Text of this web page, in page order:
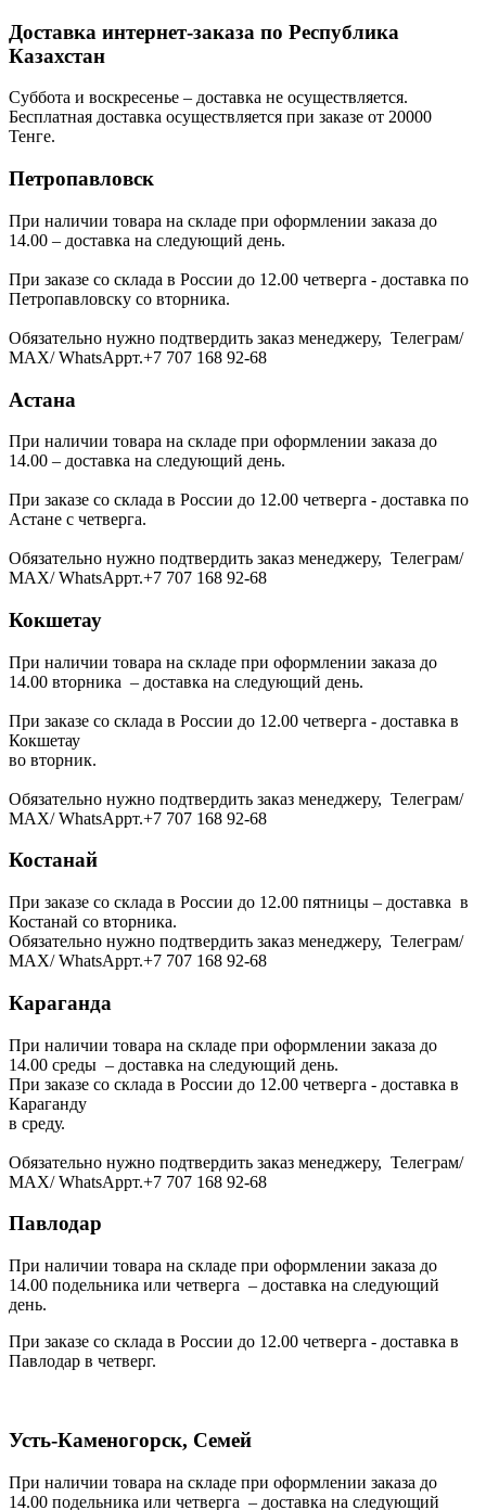
Доставка интернет-заказа по Республика
Казахстан
Суббота и воскресенье – доставка не осуществляется.
Бесплатная доставка осуществляется при заказе от 20000
Тенге.
Петропавловск
При наличии товара на складе при оформлении заказа до
14.00 – доставка на следующий день.
При заказе со склада в России до 12.00 четверга - доставка по
Петропавловску со вторника.
Обязательно нужно подтвердить заказ менеджеру, Телеграм/
МАХ/ WhatsAppт.+7 707 168 92-68
Астана
При наличии товара на складе при оформлении заказа до
14.00 – доставка на следующий день.
При заказе со склада в России до 12.00 четверга - доставка по
Астане с четверга.
Обязательно нужно подтвердить заказ менеджеру, Телеграм/
МАХ/ WhatsAppт.+7 707 168 92-68
Кокшетау
При наличии товара на складе при оформлении заказа до
14.00 вторника – доставка на следующий день.
При заказе со склада в России до 12.00 четверга - доставка в
Кокшетау
во вторник.
Обязательно нужно подтвердить заказ менеджеру, Телеграм/
МАХ/ WhatsAppт.+7 707 168 92-68
Костанай
При заказе со склада в России до 12.00 пятницы – доставка в
Костанай со вторника.
Обязательно нужно подтвердить заказ менеджеру, Телеграм/
МАХ/ WhatsAppт.+7 707 168 92-68
Караганда
При наличии товара на складе при оформлении заказа до
14.00 среды – доставка на следующий день.
При заказе со склада в России до 12.00 четверга - доставка в
Караганду
в среду.
Обязательно нужно подтвердить заказ менеджеру, Телеграм/
МАХ/ WhatsAppт.+7 707 168 92-68
Павлодар
При наличии товара на складе при оформлении заказа до
14.00 подельника или четверга – доставка на следующий
день.
При заказе со склада в России до 12.00 четверга - доставка в
Павлодар в четверг.
Усть-Каменогорск, Семей
При наличии товара на складе при оформлении заказа до
14.00 подельника или четверга – доставка на следующий